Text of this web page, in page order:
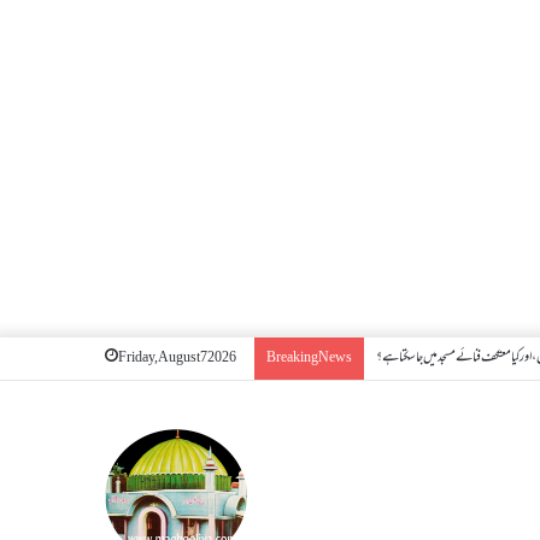
Friday, August 7 2026 Breaking News کیا معتکف فنائے مسجد میں جا سکتا ہے؟